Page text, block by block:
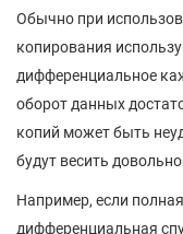
Обычно при
копирования
дифференциальное
оборот данных
копий может быть
будут весить
Например, если
дифференциальная